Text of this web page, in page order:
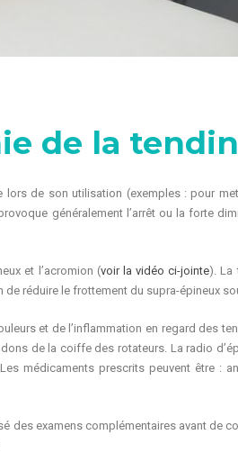
de la
de son utilisation (exemples : pour
généralement l’arrêt ou la forte
et l’acromion (voir la vidéo ci-jointe). La
réduire le frottement du supra-épineux
et de l’inflammation en regard des
de la coiffe des rotateurs. La radio
médicaments prescrits peuvent être :
des examens complémentaires avant de